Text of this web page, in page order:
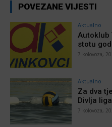
POVEZANE VIJESTI
Aktualno
Autoklub
stotu
7 kolovoza,
Aktualno
Za dva
Divlja liga
7 kolovoza,